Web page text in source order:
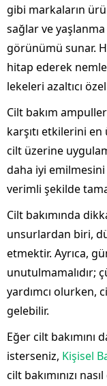
gibi markaların
sağlar ve
görünümü sunar.
hitap ederek
lekeleri azaltıcı
Cilt bakım
karşıtı etkilerini en
cilt üzerine
daha iyi
verimli şekilde
Cilt bakımında
unsurlardan biri,
etmektir. Ayrıca,
unutulmamalıdır;
yardımcı olurken,
gelebilir.
Eğer cilt
isterseniz, Kişisel
cilt bakımınızı